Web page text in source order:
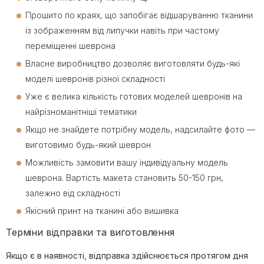
Прошито по краях, що запобігає відшаруванню тканини
із зображенням від липучки навіть при частому
переміщенні шеврона
Власне виробництво дозволяє виготовляти будь-які
моделі шевронів різної складності
Уже є велика кількість готових моделей шевронів на
найрізноманітніші тематики
Якщо не знайдете потрібну модель, надсилайте фото —
виготовимо будь-який шеврон
Можливість замовити вашу індивідуальну модель
шеврона. Вартість макета становить 50-150 грн,
залежно від складності
Якісний принт на тканині або вишивка
Терміни відправки та виготовлення
Якщо є в наявності, відправка здійснюється протягом дня